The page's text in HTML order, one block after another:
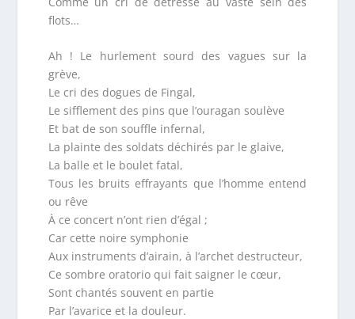
flots…
Ah ! Le hurlement sourd des vagues sur la
grève,
Le cri des dogues de Fingal,
Le sifflement des pins que l’ouragan soulève
Et bat de son souffle infernal,
La plainte des soldats déchirés par le glaive,
La balle et le boulet fatal,
Tous les bruits effrayants que l’homme entend
ou rêve
À ce concert n’ont rien d’égal ;
Car cette noire symphonie
Aux instruments d’airain, à l’archet destructeur,
Ce sombre oratorio qui fait saigner le cœur,
Sont chantés souvent en partie
Par l’avarice et la douleur.